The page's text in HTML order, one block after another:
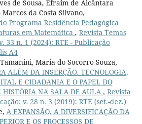
de Sousa, Efraim de Alcântara
da Costa Silvano,
Programa Residência Pedagógica
em Matemática , Revista Temas
33 n. 1 (2024): RTE - Publicação
A4
Maria do Socorro Souza,
ALÉM DA INSERÇÃO. TECNOLOGIA,
E CIDADANIA E O PAPEL DO
HISTÓRIA NA SALA DE AULA , Revista
v. 28 n. 3 (2019): RTE (set.-dez.)
A EXPANSÃO, A DIVERSIFICAÇÃO DA
E OS PROCESSOS DE